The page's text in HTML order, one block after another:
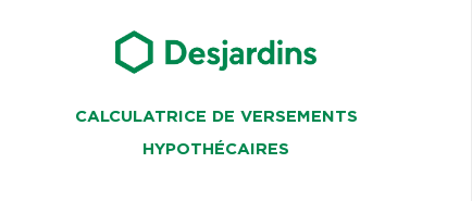
CALCULATRICE DE VERSEMENTS
HYPOTHÉCAIRES